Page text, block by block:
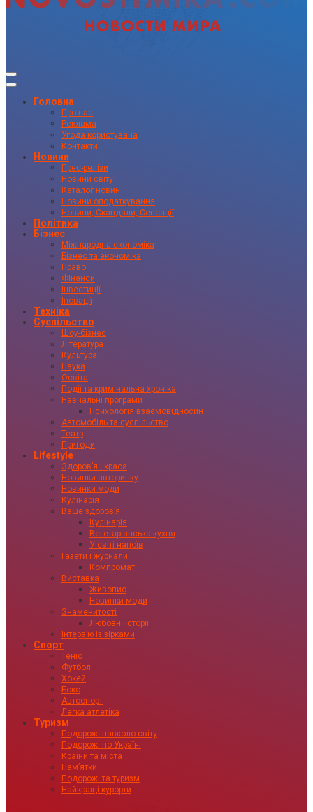
Головна
Про нас
Реклама
Угода користувача
Контакти
Новини
Прес-релізи
Новини світу
Каталог новин
Новини оподаткування
Новини, Скандали, Сенсації
Політика
Бізнес
Міжнародна економіка
Бізнес та економіка
Право
Фінанси
Інвестиції
Іновації
Техніка
Суспільство
Шоу-бізнес
Література
Культура
Наука
Освіта
Події та кримінальна хроніка
Навчальні програми
Психологія взаємовідносин
Автомобіль та суспільство
Театр
Пригоди
Lifestyle
Здоровʼя і краса
Новинки авторинку
Новинки моди
Кулінарія
Ваше здоровʼя
Кулінарія
Вегетаріанська кухня
У світі напоїв
Газети і журнали
Компромат
Виставка
Живопис
Новинки моди
Знаменитості
Любовні історії
Інтервʼю із зірками
Спорт
Теніс
Футбол
Хокей
Бокс
Автоспорт
Легка атлетіка
Туризм
Подорожі навколо світу
Подорожі по Україні
Країни та міста
Пам’ятки
Подорожі та туризм
Найкращі курорти